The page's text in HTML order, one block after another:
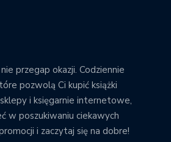
przegap okazji. Codziennie
pozwolą Ci kupić książki
i księgarnie internetowe,
w poszukiwaniu ciekawych
i zaczytaj się na dobre!